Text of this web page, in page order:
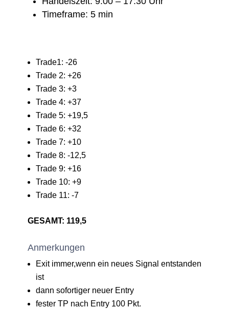
Timeframe: 5 min
Trade1: -26
Trade 2: +26
Trade 3: +3
Trade 4: +37
Trade 5: +19,5
Trade 6: +32
Trade 7: +10
Trade 8: -12,5
Trade 9: +16
Trade 10: +9
Trade 11: -7
GESAMT: 119,5
Anmerkungen
Exit immer,wenn ein neues Signal entstanden
ist
dann sofortiger neuer Entry
fester TP nach Entry 100 Pkt.